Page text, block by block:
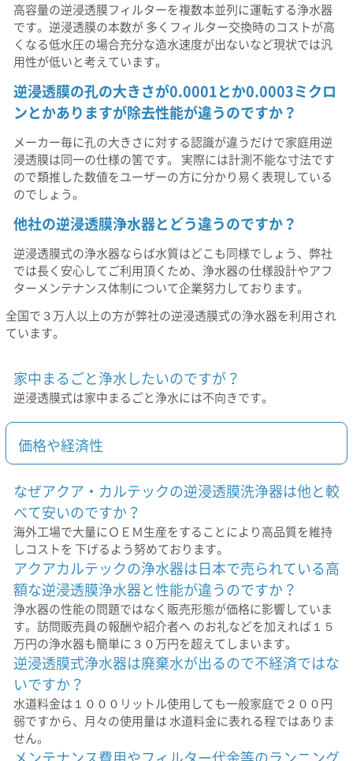
高容量の逆浸透膜フィルターを複数本並列に運転する浄水器
です。逆浸透膜の本数が 多くフィルター交換時のコストが高
くなる低水圧の場合充分な造水速度が出ないなど現状では汎
用性が低いと考えています。
逆浸透膜の孔の大きさが0.0001とか0.0003ミクロ
ンとかありますが除去性能が違うのですか？
メーカー毎に孔の大きさに対する認識が違うだけで家庭用逆
浸透膜は同一の仕様の筈です。 実際には計測不能な寸法です
ので類推した数値をユーザーの方に分かり易く表現している
のでしょう。
他社の逆浸透膜浄水器とどう違うのですか？
逆浸透膜式の浄水器ならば水質はどこも同様でしょう、弊社
では長く安心してご利用頂くため、浄水器の仕様設計やアフ
ターメンテナンス体制について企業努力しております。
全国で３万人以上の方が弊社の逆浸透膜式の浄水器を利用され
ています。
家中まるごと浄水したいのですが？
逆浸透膜式は家中まるごと浄水には不向きです。
価格や経済性
なぜアクア・カルテックの逆浸透膜洗浄器は他と較
べて安いのですか？
海外工場で大量にＯＥＭ生産をすることにより高品質を維持
しコストを 下げるよう努めております。
アクアカルテックの浄水器は日本で売られている高
額な逆浸透膜浄水器と性能が違うのですか？
浄水器の性能の問題ではなく販売形態が価格に影響していま
す。訪問販売員の報酬や紹介者へ のお礼などを加えれば１５
万円の浄水器も簡単に３０万円を超えてしまいます。
逆浸透膜式浄水器は廃棄水が出るので不経済ではな
いですか？
水道料金は１０００リットル使用しても一般家庭で２００円
弱ですから、月々の使用量は 水道料金に表れる程ではありま
せん。